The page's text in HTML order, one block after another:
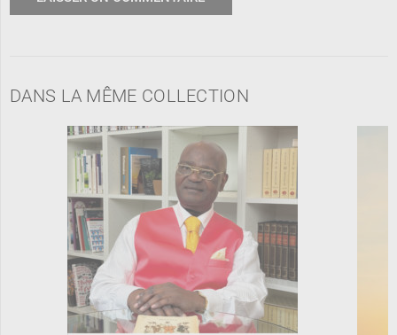
DANS LA MÊME COLLECTION